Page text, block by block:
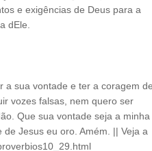
e exigências de Deus para a
dEle.
a sua vontade e ter a coragem de
vozes falsas, nem quero ser
Que sua vontade seja a minha
Jesus eu oro. Amém. || Veja a